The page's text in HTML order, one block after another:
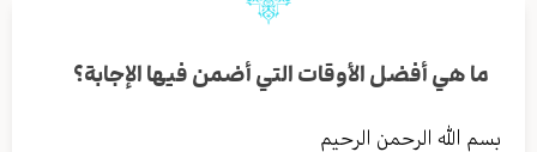
ما هي أفضل الأوقات التي أضمن فيها الإجابة؟
بسم الله الرحمن الرحيم